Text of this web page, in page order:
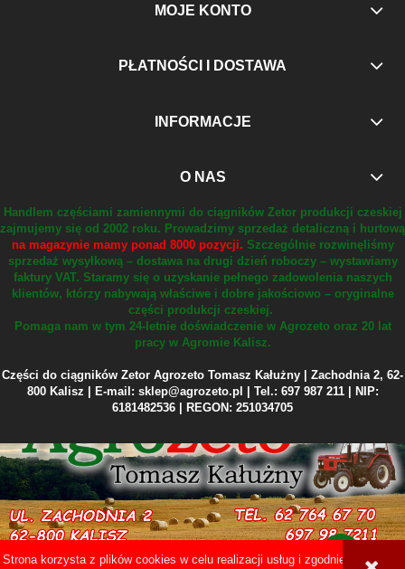
Strona korzysta z plików cookies w celu realizacji usług i zgodnie z
MOJE KONTO
PŁATNOŚCI I DOSTAWA
INFORMACJE
O NAS
Handlem częściami zamiennymi do ciągników Zetor produkcji czeskiej
zajmujemy się od 2002 roku. Prowadzimy sprzedaż detaliczną i hurtową
na magazynie mamy ponad 8000 pozycji. Szczególnie rozwinęliśmy
sprzedaż wysyłkową – dostawa na drugi dzień roboczy – wystawiamy
faktury VAT. Staramy się o uzyskanie pełnego zadowolenia naszych
klientów, którzy nabywają właściwe i dobre jakościowo – oryginalne
części produkcji czeskiej.
Pomaga nam w tym 24-letnie doświadczenie w Agrozeto oraz 20 lat
pracy w Agromie Kalisz.
Części do ciągników Zetor Agrozeto Tomasz Kałużny | Zachodnia 2, 62-
800 Kalisz | E-mail: sklep@agrozeto.pl | Tel.: 697 987 211 | NIP:
6181482536 | REGON: 251034705